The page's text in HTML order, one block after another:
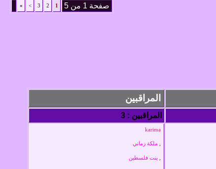
صفحة 1 من 5 1
2
3
>
»
المراقبين
المراقبين : 3
karima
, ملكة زماني
, بنت فلسطين